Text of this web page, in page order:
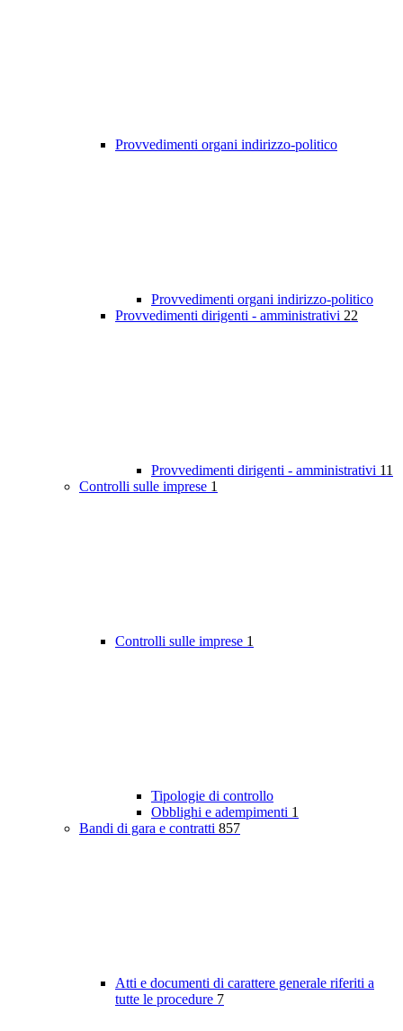
Provvedimenti organi indirizzo-politico
Provvedimenti organi indirizzo-politico
Provvedimenti dirigenti - amministrativi 22
Provvedimenti dirigenti - amministrativi 11
Controlli sulle imprese 1
Controlli sulle imprese 1
Tipologie di controllo
Obblighi e adempimenti 1
Bandi di gara e contratti 857
Atti e documenti di carattere generale riferiti a
tutte le procedure 7